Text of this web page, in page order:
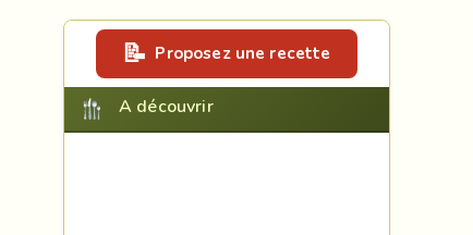
Proposez une recette
A découvrir